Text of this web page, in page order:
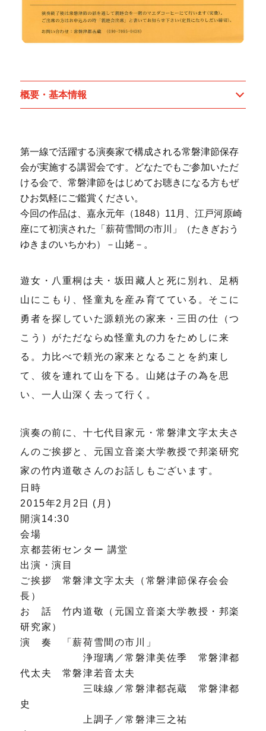
概要・基本情報
第一線で活躍する演奏家で構成される常磐津節保存
会が実施する講習会です。どなたでもご参加いただ
ける会で、常磐津節をはじめてお聴きになる方もぜ
ひお気軽にご鑑賞ください。
今回の作品は、嘉永元年（1848）11月、江戸河原崎
座にて初演された「薪荷雪間の市川」（たきぎおう
ゆきまのいちかわ）－山姥－。
遊女・八重桐は夫・坂田藏人と死に別れ、足柄
山にこもり、怪童丸を産み育てている。そこに
勇者を探していた源頼光の家来・三田の仕（つ
こう）がただならぬ怪童丸の力をためしに来
る。力比べで頼光の家来となることを約束し
て、彼を連れて山を下る。山姥は子の為を思
い、一人山深く去って行く。
演奏の前に、十七代目家元・常磐津文字太夫さ
んのご挨拶と、元国立音楽大学教授で邦楽研究
家の竹内道敬さんのお話しもございます。
日時
2015年2月2日 (月)
開演14:30
会場
京都芸術センター 講堂
出演・演目
ご挨拶 常磐津文字太夫（常磐津節保存会会
長）
お 話 竹内道敬（元国立音楽大学教授・邦楽
研究家）
演 奏 「薪荷雪間の市川」
浄瑠璃／常磐津美佐季 常磐津都
代太夫 常磐津若音太夫
三味線／常磐津都㐂蔵 常磐津都
史
上調子／常磐津三之祐